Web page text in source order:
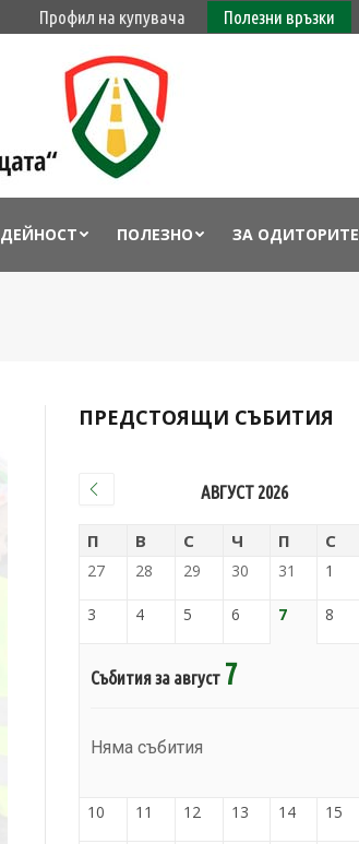
Профил на купувача Полезни връзки
ДЕЙНОСТ ПОЛЕЗНО ЗА ОДИТОРИТЕ
ПРЕДСТОЯЩИ СЪБИТИЯ
АВГУСТ 2026
П В С Ч П С
27 28 29 30 31 1
3 4 5 6 7 8
Събития за август 7
Няма събития
10 11 12 13 14 15